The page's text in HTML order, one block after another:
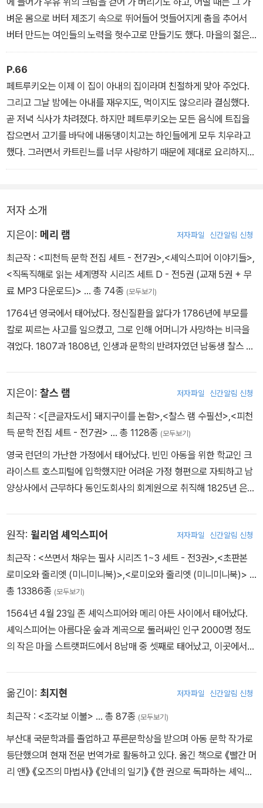
피를 흘리지 않고 살을 잘라 내는 것은 절대 불가능한 일이었다. 차용
증서에 명시된 것은 살이지 피가 아니라는 것을 지적한 포셔의 예리
함이 안토니오의 목숨을 구한 것이다. 사람들은 그렇게 적절히 편법
을 생각해 낸 젊은 변호사의 놀라운 지략에 감탄하였고 법정 곳곳에
서 박수갈채가 쏟아졌다. 그라시아노는 샤일록이 했던 말들을 인용해
서 외쳤다.
“오, 현명하고 공명정대한 재판관이시여! 유대 인은 보시오, 명재판관
께서 오셨소!”
벼운 몸으로 버터 제조기 속으로 뛰어들어 멋들어지게 춤을 추어서
버터 만드는 여인들의 노력을 헛수고로 만들기도 했다. 마을의 젊은
남자들도 피해를 보는 건 마찬가지였는데, 퍼크가 양조장에 들어가
장난을 치고 나면 맥주는 꼭 엉망이 되고 말았기 때문이다. 몇몇 친한
이웃들끼리 만나 편하게 맥주 한 잔 할 때 퍼크는 구운 게의 모습으로
변해 맥주잔 속으로 뛰어 들어갔다. 그리고 어떤 할머니가 맥주를 마
시려고 하는 순간 입술을 잡아당겨 쭈글쭈글한 턱 위로 맥주를 쏟아
버리게 만들었다. 잠시 후 그 할머니가 점잖게 앉아 이웃들에게 슬프
고 우울한 이야기를 하려고 할 때 퍼크는 그녀가 앉은 다리 세 개짜리
스툴을 넘어뜨렸고 결국 노파는 엉덩방아를 찧고 말았다. 그러자 함
P.66
페트루키오는 이제 이 집이 아내의 집이라며 친절하게 맞아 주었다.
그리고 그날 밤에는 아내를 재우지도, 먹이지도 않으리라 결심했다.
곧 저녁 식사가 차려졌다. 하지만 페트루키오는 모든 음식에 트집을
잡으면서 고기를 바닥에 내동댕이치고는 하인들에게 모두 치우라고
했다. 그러면서 카트린느를 너무 사랑하기 때문에 제대로 요리하지
않은 고기를 먹게 할 수 없다는 것이었다. 카트린느가 지친 데다가 저
이 카트린느는 의자에 앉았다. 하지만 의자에 앉아서 꾸벅꾸벅 조는
것도 마음대로 할 수 없었다. 아내의 침대를 잘못 정리했다고 하인들
에게 고래고래 소리를 지르는 남편 목소리 때문이었다.
저자 소개
지은이: 메리 램 저자파일 신간알림 신청
최근작 : <피천득 문학 전집 세트 - 전7권> <셰익스피어 이야기들>
<직독직해로 읽는 세계명작 시리즈 세트 D - 전5권 (교재 5권 + 무
료 MP3 다운로드)> … 총 74종 (모두보기)
1764년 영국에서 태어났다. 정신질환을 앓다가 1786년에 부모를
칼로 찌르는 사고를 일으켰고, 그로 인해 어머니가 사망하는 비극을
겪었다. 1807과 1808년, 인생과 문학의 반려자였던 남동생 찰스 램
지은이: 찰스 램 저자파일 신간알림 신청
최근작 : <[큰글자도서] 돼지구이를 논함> <찰스 램 수필선> <피천
득 문학 전집 세트 - 전7권> … 총 1128종 (모두보기)
영국 런던의 가난한 가정에서 태어났다. 빈민 아동을 위한 학교인 크
라이스트 호스피털에 입학했지만 어려운 가정 형편으로 자퇴하고 남
양상사에서 근무하다 동인도회사의 회계원으로 취직해 1825년 은퇴
적 요인이 있다고 생각해 평생 독신으로 누이를 돌보며 살았다. 여러
시인과 교우하면서 일생의 벗 S. T. 콜리지를 만나 1797년 그의 시
집에 네 편의 시를 발표했고, 이듬해 C. 로이드와 함께 한 권의 시집
을 내면서 시인으로 등단했다. 그 시집에 유명한 단시(短詩) 〈옛날의
《율리시스의 모험》 등 어린이들을 위한 작품을 출간했다. 1820년부
터 ‘엘리아’라는 필명으로 월간지 《런던》에 수필을 기고하면서 불후
의 문필가로 명성을 얻게 되었다. 그 수필들을 모아 1823년 일명 ‘엘
을 펴냈다. 1834년 세상을 떠난 후 이듬해 《찰스 램 서간집》이 사후
출간되었다.
원작: 윌리엄 셰익스피어 저자파일 신간알림 신청
최근작 : <쓰면서 채우는 필사 시리즈 1~3 세트 - 전3권> <초판본
로미오와 줄리엣 (미니미니북)> <로미오와 줄리엣 (미니미니북)> …
총 13386종 (모두보기)
1564년 4월 23일 존 셰익스피어와 메리 아든 사이에서 태어났다.
셰익스피어는 아름다운 숲과 계곡으로 둘러싸인 인구 2000명 정도
의 작은 마을 스트랫퍼드에서 8남매 중 셋째로 태어났고, 이곳에서
리학, 수사학, 문학 등을 배웠는데, 《성경》과 더불어 오비디우스의
《변신》은 셰익스피어에게 상상력의 원천이 된다. 그리스어도 배웠지
틴어는 신통하지 않고, 그리스어는 더 말할 것이 없다”라고 셰익스피
어를 조롱하기도 했다. 그러나 셰익스피어의 타고난 언어 구사 능력,
무대 예술에 대한 천부적인 감각, 다양한 경험, 인간에 대한 심오한 이
옮긴이: 최지현 저자파일 신간알림 신청
최근작 : <조각보 이불> … 총 87종 (모두보기)
부산대 국문학과를 졸업하고 푸른문학상을 받으며 아동 문학 작가로
등단했으며 현재 전문 번역가로 활동하고 있다. 옮긴 책으로 《빨간 머
리 앤》 《오즈의 마법사》 《안네의 일기》 《한 권으로 독파하는 셰익스